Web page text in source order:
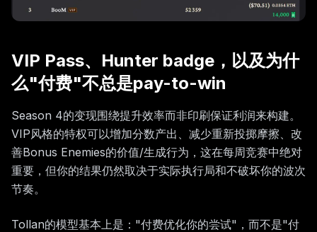
VIP Pass、Hunter badge，以及为什
么"付费"不总是pay-to-win
Season 4的变现围绕提升效率而非印刷保证利润来构建。
VIP风格的特权可以增加分数产出、减少重新投掷摩擦、改
善Bonus Enemies的价值/生成行为，这在每周竞赛中绝对
重要，但你的结果仍然取决于实际执行局和不破坏你的波次
节奏。
Tollan的模型基本上是："付费优化你的尝试"，而不是"付